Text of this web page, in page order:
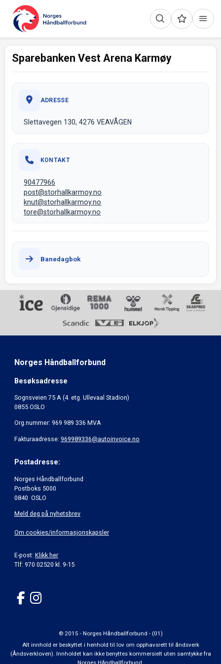
Sparebanken Vest Arena Karmøy
ADRESSE
Slettavegen 130, 4276 VEAVÅGEN
KONTAKT
90477966
post@storhallkarmoy.no
knut@storhallkarmoy.no
tore@storhallkarmoy.no
Banedagbok
Norges Håndballforbund
Besøksadresse
Sognsveien 75 A (4. etg. Ullevaal Stadion)
0855 OSLO
Org.nummer: 969 989 336 MVA
Fakturaadresse: 969989336@autoinvoice.no
Postadresse:
Norges Håndballforbund
Postboks 5000
0840 OSLO
Meld deg på nyhetsbrev
Om cookies/informasjonskapsler
E-post: Klikk her
Tlf: 970 02520 kl. 9-15
© 2015 - Norges Håndballforbund - (01)
Alt innhold er beskyttet i henhold til lov om opphavsrett til åndsverk
(Åndsverkloven). Innholdet kan ikke benyttes kommersielt uten samtykke fra
Norges Håndballforbund.